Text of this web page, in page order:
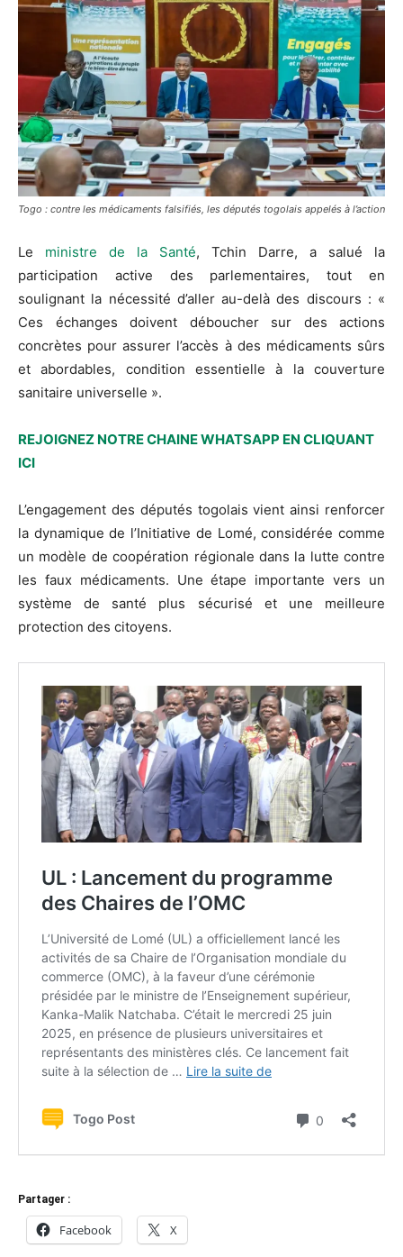
Togo : contre les médicaments falsifiés, les députés togolais appelés à l’action
Le ministre de la Santé, Tchin Darre, a salué la
participation active des parlementaires, tout en
soulignant la nécessité d’aller au-delà des discours : «
Ces échanges doivent déboucher sur des actions
concrètes pour assurer l’accès à des médicaments sûrs
et abordables, condition essentielle à la couverture
sanitaire universelle ».
REJOIGNEZ NOTRE CHAINE WHATSAPP EN CLIQUANT
ICI
L’engagement des députés togolais vient ainsi renforcer
la dynamique de l’Initiative de Lomé, considérée comme
un modèle de coopération régionale dans la lutte contre
les faux médicaments. Une étape importante vers un
système de santé plus sécurisé et une meilleure
protection des citoyens.
Partager :
Facebook X